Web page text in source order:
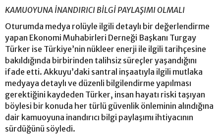
KAMUOYUNA İNANDIRICI BİLGİ PAYLAŞIMI OLMALI
Oturumda medya rolüyle ilgili detaylı bir değerlendirme
yapan Ekonomi Muhabirleri Derneği Başkanı Turgay
Türker ise Türkiye’nin nükleer enerji ile ilgili tarihçesine
bakıldığında birbirinden talihsiz süreçler yaşandığını
ifade etti. Akkuyu’daki santral inşaatıyla ilgili mutlaka
medyaya detaylı ve düzenli bilgilendirme yapılması
gerektiğini kaydeden Türker, insan hayatı riski taşıyan
böylesi bir konuda her türlü güvenlik önleminin alındığına
dair kamuoyuna inandırıcı bilgi paylaşımı ihtiyacının
sürdüğünü söyledi.